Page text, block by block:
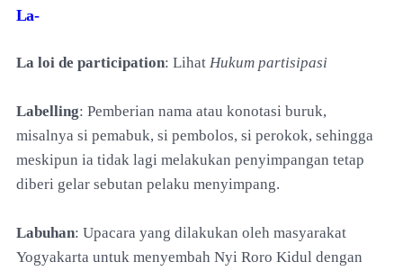
La-
La loi de participation: Lihat Hukum partisipasi
Labelling: Pemberian nama atau konotasi buruk,
misalnya si pemabuk, si pembolos, si perokok, sehingga
meskipun ia tidak lagi melakukan penyimpangan tetap
diberi gelar sebutan pelaku menyimpang.
Labuhan: Upacara yang dilakukan oleh masyarakat
Yogyakarta untuk menyembah Nyi Roro Kidul dengan